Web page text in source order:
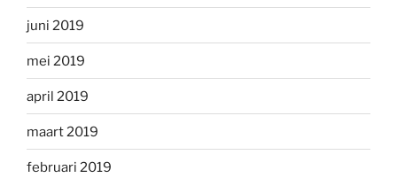
juni 2019
mei 2019
april 2019
maart 2019
februari 2019